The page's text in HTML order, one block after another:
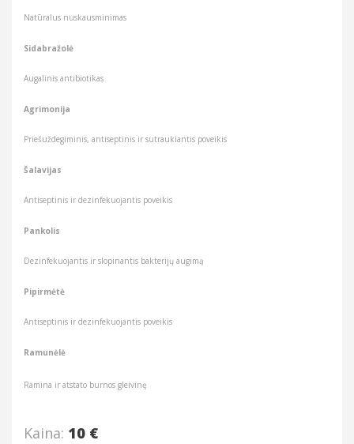
Natūralus nuskausminimas
Sidabražolė
Augalinis antibiotikas
Agrimonija
Priešuždegiminis, antiseptinis ir sutraukiantis poveikis
Šalavijas
Antiseptinis ir dezinfekuojantis poveikis
Pankolis
Dezinfekuojantis ir slopinantis bakterijų augimą
Pipirmėtė
Antiseptinis ir dezinfekuojantis poveikis
Ramunėlė
Ramina ir atstato burnos gleivinę
Kaina: 10 €